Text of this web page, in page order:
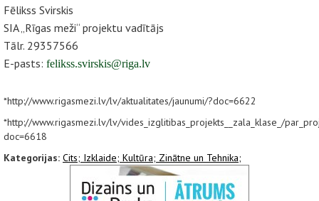
Fēlikss Svirskis
SIA „Rīgas meži“ projektu vadītājs
Tālr. 29357566
E-pasts: felikss.svirskis@riga.lv
*http://www.rigasmezi.lv/lv/aktualitates/jaunumi/?doc=6622
*http://www.rigasmezi.lv/lv/vides_izglitibas_projekts__zala_klase_/
doc=6618
Kategorijas: Cits; Izklaide; Kultūra; Zinātne un Tehnika;